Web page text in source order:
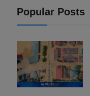
Popular Posts